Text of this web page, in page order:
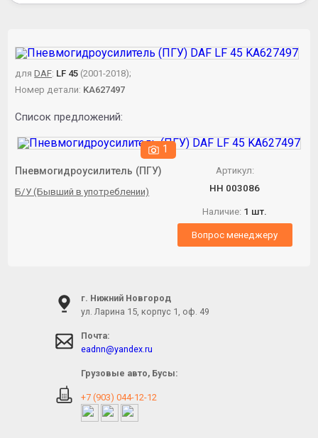
дляDAF: LF 45 (2001-2018);
Номер детали: KA627497
Список предложений:
1
Пневмогидроусилитель (ПГУ)
Б/У (Бывший в употреблении)
Артикул:
НН 003086
Наличие: 1 шт.
Вопрос менеджеру
г. Нижний Новгород
ул. Ларина 15, корпус 1, оф. 49
Почта:
eadnn@yandex.ru
Грузовые авто, Бусы:
+7 (903) 044-12-12